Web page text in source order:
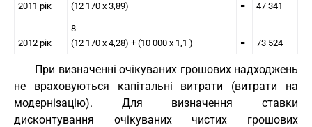
2011 рік (12 170 х 3,89) = 47 341
2012 рік
8
(12 170 х 4,28) + (10 000 х 1,1 )
= 73 524
При визначенні очікуваних грошових надходжень
не враховуються капітальні витрати (витрати на
модернізацію). Для визначення ставки
дисконтування очікуваних чистих грошових